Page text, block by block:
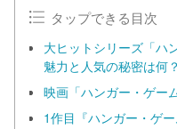
タップできる目次
大ヒットシリーズ「ハ
魅力と人気の秘密は何？
映画「ハンガー・ゲー
1作目『ハンガー・ゲ